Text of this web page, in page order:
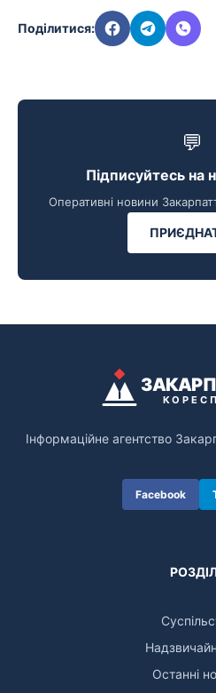
Поділитися:
💬
Підписуйтесь на
Оперативні новини
Інформаційне агентство
Facebook
Останні